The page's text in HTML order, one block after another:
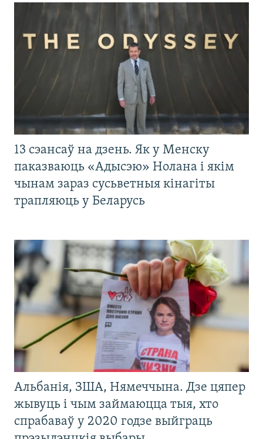
13 сэансаў на дзень. Як у Менску
паказваюць «Адысэю» Нолана і якім
чынам зараз сусьветныя кінагіты
трапляюць у Беларусь
Альбанія, ЗША, Нямеччына. Дзе цяпер
жывуць і чым займаюцца тыя, хто
спрабаваў у 2020 годзе выйграць